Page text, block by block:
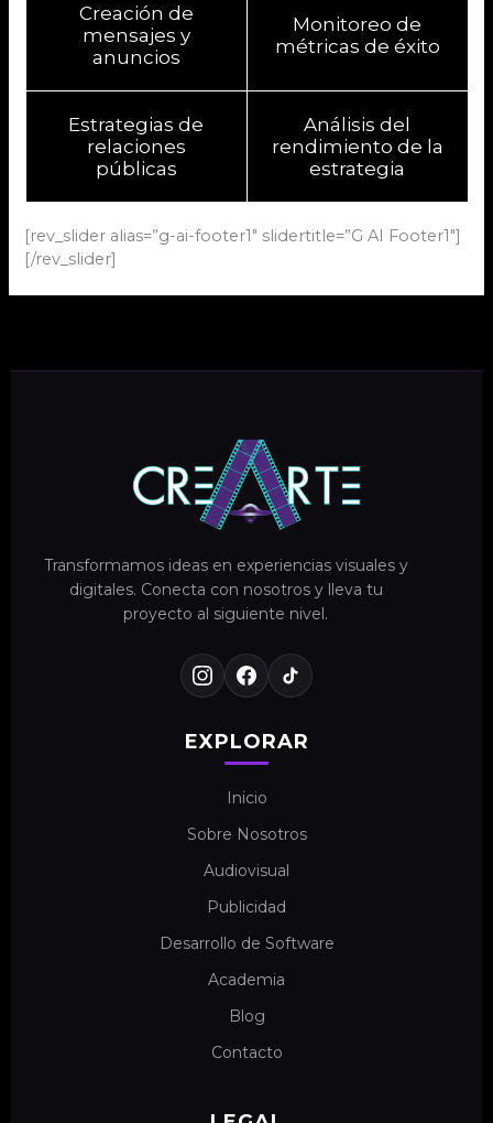
Creación de
mensajes y
anuncios
Monitoreo de
métricas de éxito
Estrategias de
relaciones
públicas
Análisis del
rendimiento de la
estrategia
[rev_slider alias=”g-ai-footer1″ slidertitle=”G AI Footer1″]
[/rev_slider]
Transformamos ideas en experiencias visuales y
digitales. Conecta con nosotros y lleva tu
proyecto al siguiente nivel.
EXPLORAR
Inicio
Sobre Nosotros
Audiovisual
Publicidad
Desarrollo de Software
Academia
Blog
Contacto